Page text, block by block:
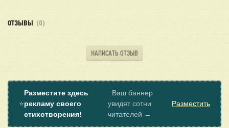
ОТЗЫВЫ (0)
НАПИСАТЬ ОТЗЫВ
⭐
Разместите здесь
рекламу своего
стихотворения!
Ваш баннер
увидят сотни
читателей →
Разместить